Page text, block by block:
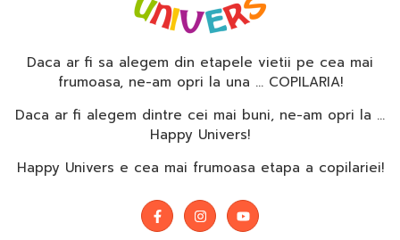
Daca ar fi sa alegem din etapele vietii pe cea mai
frumoasa, ne-am opri la una … COPILARIA!
Daca ar fi alegem dintre cei mai buni, ne-am opri la …
Happy Univers!
Happy Univers e cea mai frumoasa etapa a copilariei!